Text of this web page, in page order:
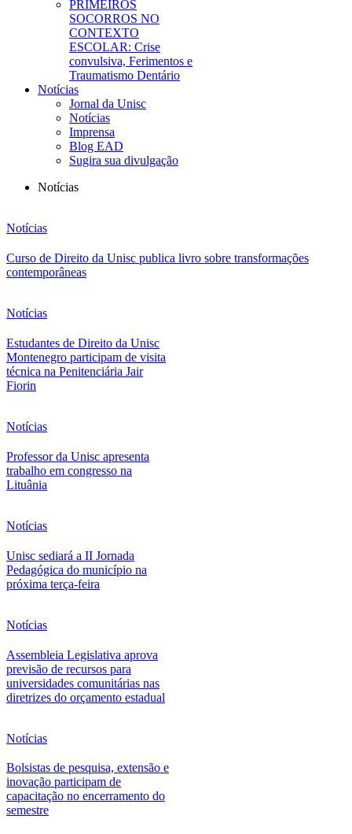
PRIMEIROS
SOCORROS NO
CONTEXTO
ESCOLAR: Crise
convulsiva, Ferimentos e
Traumatismo Dentário
Notícias
Jornal da Unisc
Notícias
Imprensa
Blog EAD
Sugira sua divulgação
Notícias
Notícias
Curso de Direito da Unisc publica livro sobre transformações
contemporâneas
Notícias
Estudantes de Direito da Unisc
Montenegro participam de visita
técnica na Penitenciária Jair
Fiorin
Notícias
Professor da Unisc apresenta
trabalho em congresso na
Lituânia
Notícias
Unisc sediará a II Jornada
Pedagógica do município na
próxima terça-feira
Notícias
Assembleia Legislativa aprova
previsão de recursos para
universidades comunitárias nas
diretrizes do orçamento estadual
Notícias
Bolsistas de pesquisa, extensão e
inovação participam de
capacitação no encerramento do
semestre